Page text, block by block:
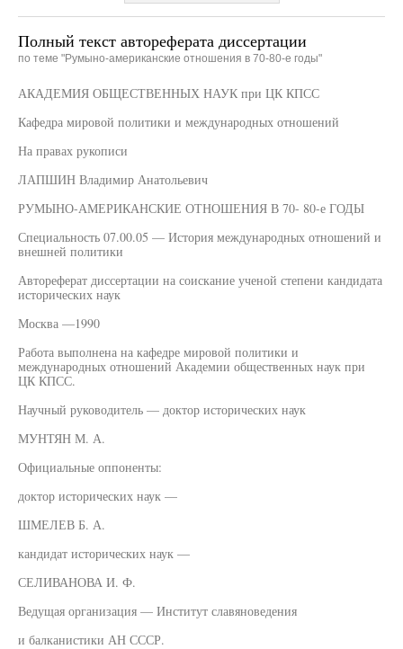
Полный текст автореферата диссертации
по теме "Румыно-американские отношения в 70-80-е годы"
АКАДЕМИЯ ОБЩЕСТВЕННЫХ НАУК при ЦК КПСС
Кафедра мировой политики и международных отношений
На правах рукописи
ЛАПШИН Владимир Анатольевич
РУМЫНО-АМЕРИКАНСКИЕ ОТНОШЕНИЯ В 70- 80-е ГОДЫ
Специальность 07.00.05 — История международных отношений и
внешней политики
Автореферат диссертации на соискание ученой степени кандидата
исторических наук
Москва —1990
Работа выполнена на кафедре мировой политики и
международных отношений Академии общественных наук при
ЦК КПСС.
Научный руководитель — доктор исторических наук
МУНТЯН М. А.
Официальные оппоненты:
доктор исторических наук —
ШМЕЛЕВ Б. А.
кандидат исторических наук —
СЕЛИВАНОВА И. Ф.
Ведущая организация — Институт славяноведения
и балканистики АН СССР.